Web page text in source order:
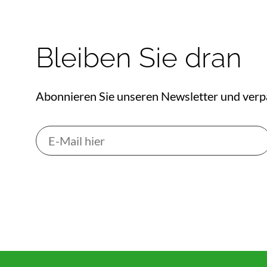
Bleiben Sie dran
Abonnieren Sie unseren Newsletter und